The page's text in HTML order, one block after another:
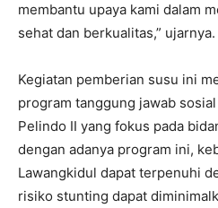
membantu upaya kami dalam
sehat dan berkualitas,” ujarnya.
Kegiatan pemberian susu ini
program tanggung jawab
Pelindo II yang fokus pada
dengan adanya program ini,
Lawangkidul dapat terpenuhi
risiko stunting dapat